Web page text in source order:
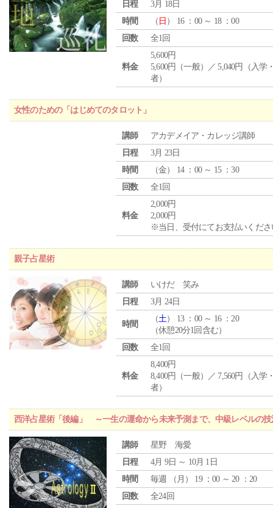
日程
3月 18日
時間
（ 日 ） 16 ：00 ～ 18 ：00
回数
全1回
料金
5,600円
5,600円（一般）／ 5,040円（入学
者）
女性のための「はじめてのタロット」
講師
アカデメイア・カレッジ講師
日程
3月 23日
時間
（金） 14 ：00 ～ 15 ：30
回数
全1回
料金
2,000円
2,000円
※当日、受付にてお支払いくださ
親子占星術
講師
いけだ 笑み
日程
3月 24日
時間
（土） 13 ：00 ～ 16 ：20
（休憩20分1回含む）
回数
全1回
料金
8,400円
8,400円（一般）／ 7,560円（入学
者）
西洋占星術「後編」 ～一生の運命から未来予測まで、中級レベルの技
講師
星野 海愛
日程
4月 9日 ～ 10月 1日
時間
毎週 （ 月 ） 19 ：00 ～ 20 ：20
回数
全24回